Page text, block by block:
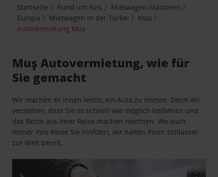
Startseite Rund um Avis
Mietwagen-Stationen
Europa
Mietwagen in der Türkei
Mus
Autovermietung Muş
Muş Autovermietung, wie für
Sie gemacht
Wir machen es Ihnen leicht, ein Auto zu mieten. Denn wir
verstehen, dass Sie so schnell wie möglich losfahren und
das Beste aus Ihrer Reise machen möchten. Wo auch
immer Ihre Reise Sie hinführt, wir halten Ihren Schlüssel
zur Welt bereit.